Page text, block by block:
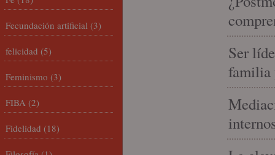
Ser
familia
Fecundación artificial (3)
felicidad (5)
Feminismo (3)
FIBA (2)
Fidelidad (18)